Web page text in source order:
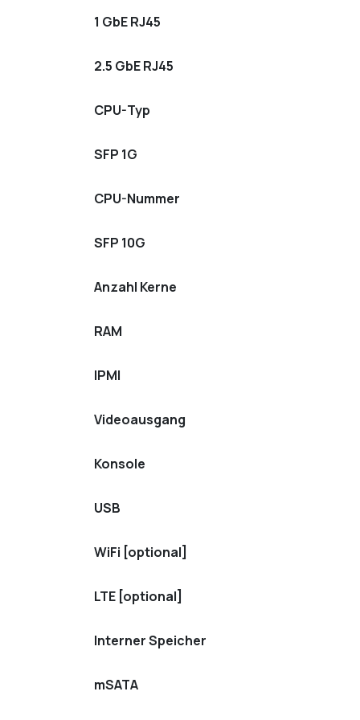
1 GbE RJ45
2.5 GbE RJ45
CPU-Typ
SFP 1G
CPU-Nummer
SFP 10G
Anzahl Kerne
RAM
IPMI
Videoausgang
Konsole
USB
WiFi [optional]
LTE [optional]
Interner Speicher
mSATA